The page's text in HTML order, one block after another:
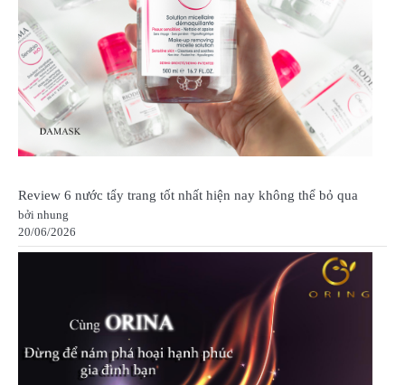
Review 6 nước tẩy trang tốt nhất hiện nay không thể bỏ qua
bởi nhung
20/06/2026